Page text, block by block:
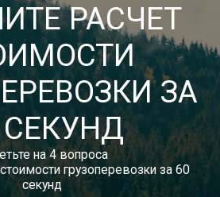
8 (800) 533-86-05
Звонок по России бесплатный
autotransport24@yandex.ru
Тарифы
Отзывы
Статьи
Новости
Документы
РАСЧЕТ
ЗА
СЕКУНД
на 4 вопроса
грузоперевозки за 60
секунд